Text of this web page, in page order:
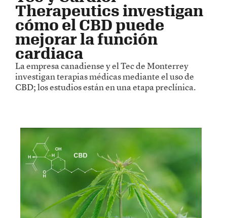
Therapeutics investigan
cómo el CBD puede
mejorar la función
cardiaca
La empresa canadiense y el Tec de Monterrey
investigan terapias médicas mediante el uso de
CBD; los estudios están en una etapa preclínica.